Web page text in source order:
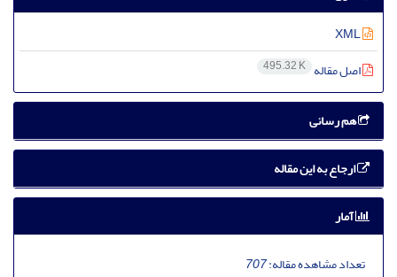
اصل مقاله 495.32 K
هم رسانی
ارجاع به این مقاله
آمار
تعداد مشاهده مقاله:707